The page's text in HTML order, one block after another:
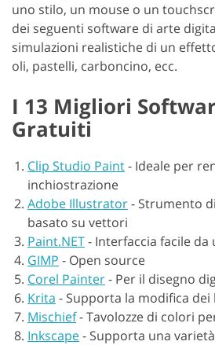
uno stilo, un mouse o un
dei seguenti software di arte
simulazioni realistiche di un
oli, pastelli, carboncino, ecc.
I 13 Migliori
Gratuiti
Clip Studio Paint- Ideale per
inchiostrazione
Adobe Illustrator- Strumento
basato su vettori
Paint.NET- Interfaccia facile da
GIMP - Open source
Corel Painter- Per il disegno
Krita - Supporta la modifica dei
Mischief-Tavolozze di colori
Inkscape- Supporta una